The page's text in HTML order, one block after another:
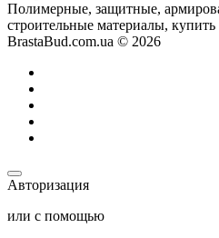
Полимерные, защитные,
строительные материалы,
BrastaBud.com.ua © 2026
Авторизация
или с помощью